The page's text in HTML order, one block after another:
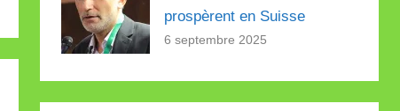
prospèrent en Suisse
6 septembre 2025